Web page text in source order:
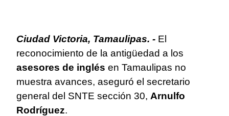
Ciudad Victoria, Tamaulipas. - El
reconocimiento de la antigüedad a los
asesores de inglés en Tamaulipas no
muestra avances, aseguró el secretario
general del SNTE sección 30, Arnulfo
Rodríguez.